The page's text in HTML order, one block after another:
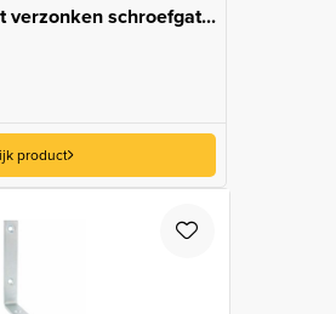
verzonken schroefgat...
product